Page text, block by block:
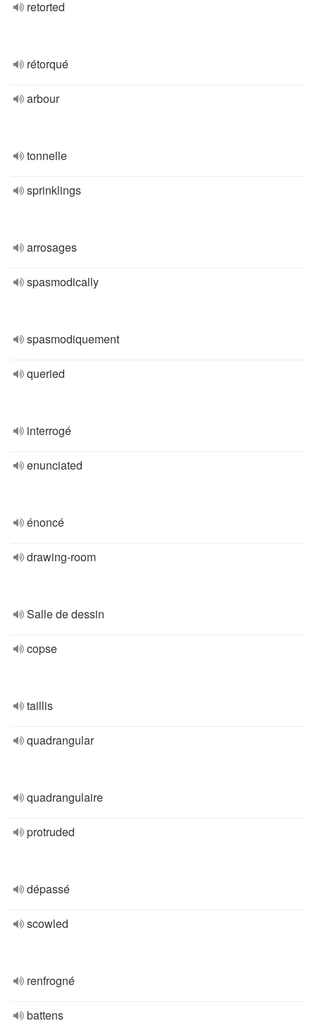
retorted
rétorqué
arbour
tonnelle
sprinklings
arrosages
spasmodically
spasmodiquement
queried
interrogé
enunciated
énoncé
drawing-room
Salle de dessin
copse
taillis
quadrangular
quadrangulaire
protruded
dépassé
scowled
renfrogné
battens